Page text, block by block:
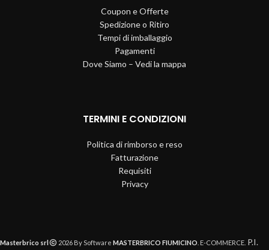
Coupon e Offerte
Spedizione o Ritiro
Tempi di imballaggio
Pagamenti
Dove Siamo – Vedi la mappa
TERMINI E CONDIZIONI
Politica di rimborso e reso
Fatturazione
Requisiti
Privacy
Masterbrico srl 2026 By Software MASTERBRICO FIUMICINO . E-COMMERCE. P.I.